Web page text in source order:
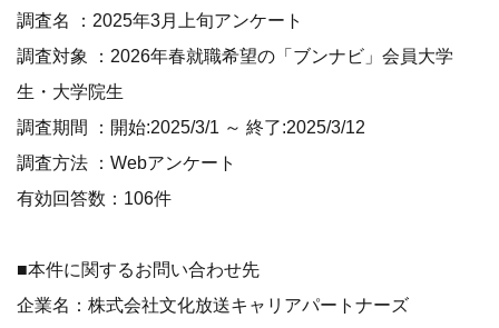
調査名 ：2025年3月上旬アンケート
調査対象 ：2026年春就職希望の「ブンナビ」会員大学
生・大学院生
調査期間 ：開始:2025/3/1 ～ 終了:2025/3/12
調査方法 ：Webアンケート
有効回答数：106件
■本件に関するお問い合わせ先
企業名：株式会社文化放送キャリアパートナーズ